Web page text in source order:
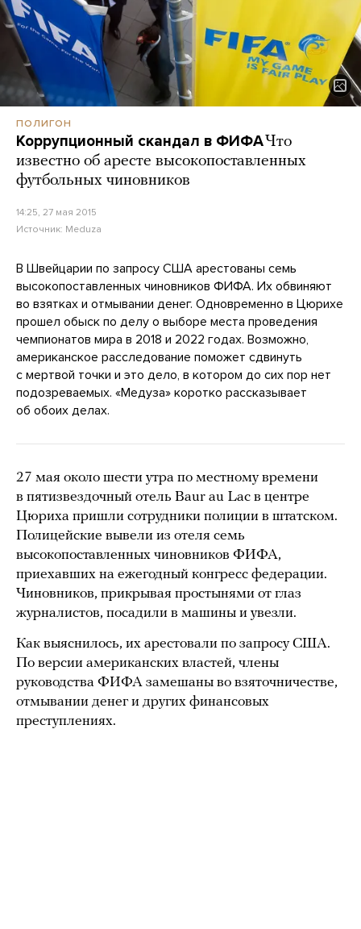
ПОЛИГОН
Коррупционный скандал в ФИФАЧто
известно об аресте высокопоставленных
футбольных чиновников
14:25, 27 мая 2015
Источник: Meduza
В Швейцарии по запросу США арестованы семь
высокопоставленных чиновников ФИФА. Их обвиняют
во взятках и отмывании денег. Одновременно в Цюрихе
прошел обыск по делу о выборе места проведения
чемпионатов мира в 2018 и 2022 годах. Возможно,
американское расследование поможет сдвинуть
с мертвой точки и это дело, в котором до сих пор нет
подозреваемых. «Медуза» коротко рассказывает
об обоих делах.
27 мая около шести утра по местному времени
в пятизвездочный отель Baur au Lac в центре
Цюриха пришли сотрудники полиции в штатском.
Полицейские вывели из отеля семь
высокопоставленных чиновников ФИФА,
приехавших на ежегодный конгресс федерации.
Чиновников, прикрывая простынями от глаз
журналистов, посадили в машины и увезли.
Как выяснилось, их арестовали по запросу США.
По версии американских властей, члены
руководства ФИФА замешаны во взяточничестве,
отмывании денег и других финансовых
преступлениях.